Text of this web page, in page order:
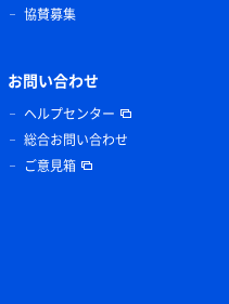
協賛募集
お問い合わせ
ヘルプセンター
総合お問い合わせ
ご意見箱